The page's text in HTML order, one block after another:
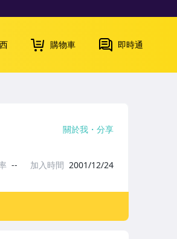
購物車 即時通
關於我 分享
-- 加入時間 2001/12/24